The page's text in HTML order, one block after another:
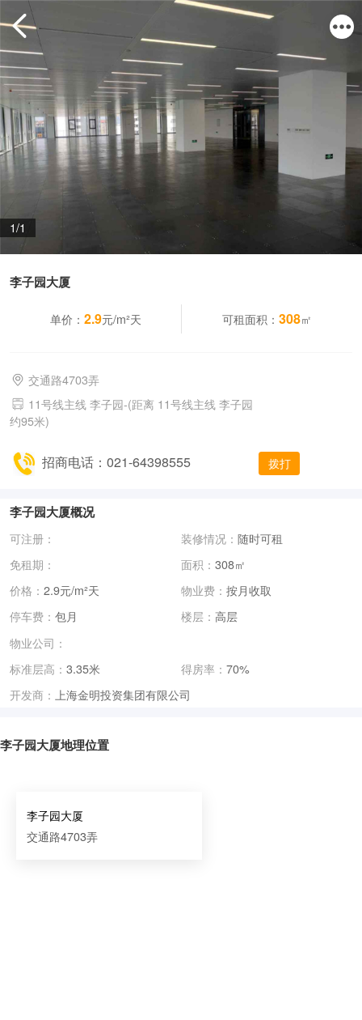
1/1
李子园大厦
单价： 2.9元/m²天 可租面积：308㎡
交通路4703弄
11号线主线 李子园-(距离 11号线主线 李子园
约95米)
招商电话：021-64398555 拨打
李子园大厦概况
可注册： 装修情况： 随时可租
免租期：
面积： 308㎡
价格： 2.9元/m²天 物业费： 按月收取
停车费： 包月 楼层： 高层
物业公司：
标准层高： 3.35米 得房率： 70%
开发商： 上海金明投资集团有限公司
李子园大厦地理位置
李子园大厦
交通路4703弄